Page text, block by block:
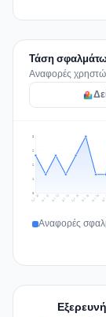
Τάση
Αναφορές
1
2
2
3
Jul 10 Jul 11 Jul 12 Jul 13 Jul 14 Jul 15 Jul 16
Αναφορές